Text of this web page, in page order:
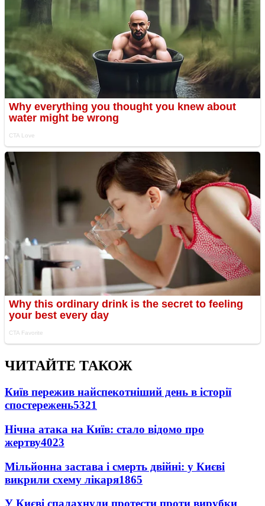
ЧИТАЙТЕ ТАКОЖ
Київ пережив найспекотніший день в історії
спостережень5321
Нічна атака на Київ: стало відомо про
жертву4023
Мільйонна застава і смерть двійні: у Києві
викрили схему лікаря1865